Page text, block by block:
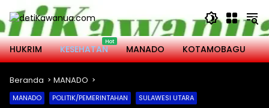
Langsung
ke
konten
HUKRIM
KESEHATAN MANADO KOTAMOBAGU
Beranda MANADO
MANADO POLITIK/PEMERINTAHAN SULAWESI UTARA